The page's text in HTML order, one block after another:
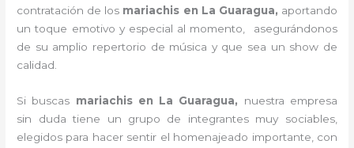
contratación de los mariachis en La Guaragua, aportando
un toque emotivo y especial al momento, asegurándonos
de su amplio repertorio de música y que sea un show de
calidad.
Si buscas mariachis en La Guaragua, nuestra empresa
sin duda tiene un grupo de integrantes muy sociables,
elegidos para hacer sentir el homenajeado importante, con